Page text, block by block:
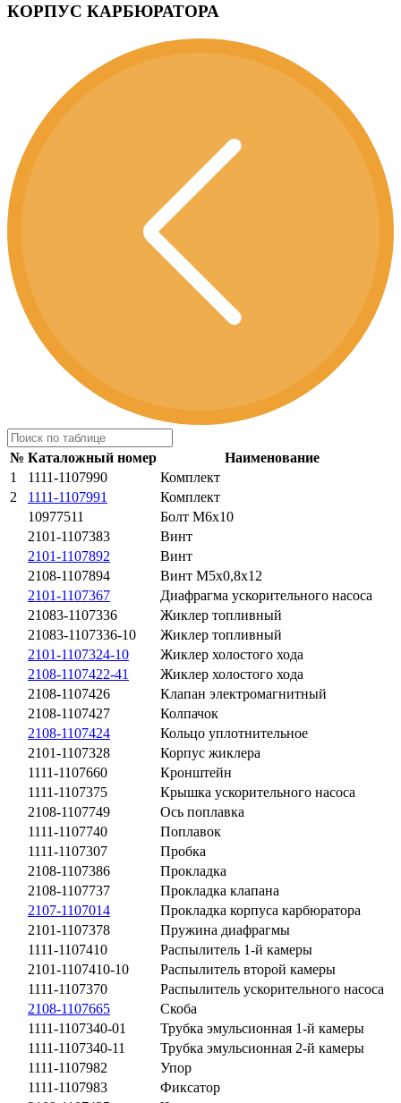
КОРПУС КАРБЮРАТОРА
№ Каталожный номер
Наименование
1
1111-1107990
Комплект
2
1111-1107991
Комплект
10977511
Болт М6х10
2101-1107383
Винт
2101-1107892
Винт
2108-1107894
Винт М5х0,8х12
2101-1107367
Диафрагма ускорительного насоса
21083-1107336
Жиклер топливный
21083-1107336-10
Жиклер топливный
2101-1107324-10
Жиклер холостого хода
2108-1107422-41
Жиклер холостого хода
2108-1107426
Клапан электромагнитный
2108-1107427
Колпачок
2108-1107424
Кольцо уплотнительное
2101-1107328
Корпус жиклера
1111-1107660
Кронштейн
1111-1107375
Крышка ускорительного насоса
2108-1107749
Ось поплавка
1111-1107740
Поплавок
1111-1107307
Пробка
2108-1107386
Прокладка
2108-1107737
Прокладка клапана
2107-1107014
Прокладка корпуса карбюратора
2101-1107378
Пружина диафрагмы
1111-1107410
Распылитель 1-й камеры
2101-1107410-10
Распылитель второй камеры
1111-1107370
Распылитель ускорительного насоса
2108-1107665
Скоба
1111-1107340-01
Трубка эмульсионная 1-й камеры
1111-1107340-11
Трубка эмульсионная 2-й камеры
1111-1107982
Упор
1111-1107983
Фиксатор